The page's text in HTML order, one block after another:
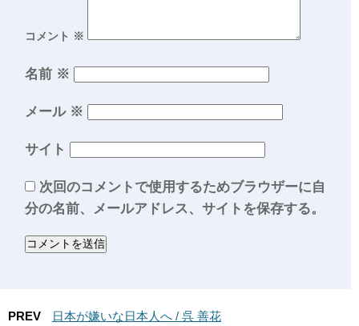
コメント ※
名前 ※
メール ※
サイト
次回のコメントで使用するためブラウザーに自
分の名前、メールアドレス、サイトを保存する。
PREV
日本が嫌いな日本人へ / 呉 善花